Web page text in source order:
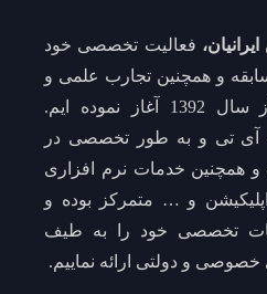
فعالیت تخصصی خود
و همچنین تجارب علمی و
عملی متخصصین خود از سال 1392 آغاز نموده ایم.
آی تی و به طور تخصصی در
همچنین خدمات نرم افزاری
و … متمرکز بوده و
تخصصی خود را به طیف
و دولتی ارائه نماییم.